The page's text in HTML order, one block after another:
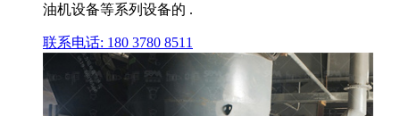
油机设备等系列设备的 .
联系电话: 180 3780 8511